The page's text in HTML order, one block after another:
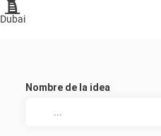
Dubai
Nombre de la idea